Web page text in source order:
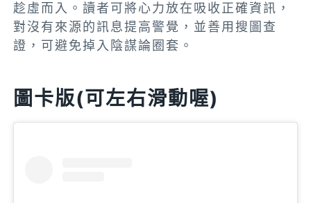
趁虛而入。讀者可將心力放在吸收正確資訊，
對沒有來源的訊息提高警覺，並善用搜圖查
證，可避免掉入陰謀論圈套。
圖卡版(可左右滑動喔)